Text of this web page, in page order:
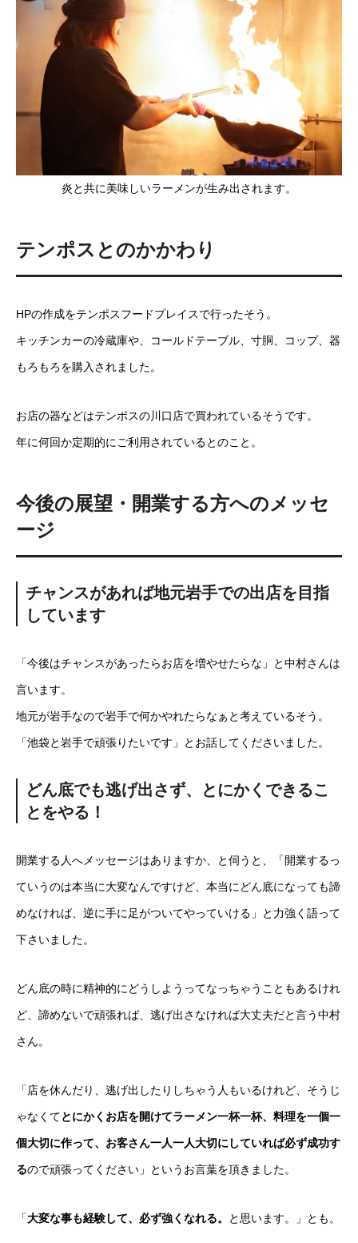
炎と共に美味しいラーメンが生み出されます。
テンポスとのかかわり
HPの作成をテンポスフードプレイスで行ったそう。
キッチンカーの冷蔵庫や、コールドテーブル、寸胴、コップ、器
もろもろを購入されました。
お店の器などはテンポスの川口店で買われているそうです。
年に何回か定期的にご利用されているとのこと。
今後の展望・開業する方へのメッセ
ージ
チャンスがあれば地元岩手での出店を目指
しています
「今後はチャンスがあったらお店を増やせたらな」と中村さんは
言います。
地元が岩手なので岩手で何かやれたらなぁと考えているそう。
「池袋と岩手で頑張りたいです」とお話してくださいました。
どん底でも逃げ出さず、とにかくできるこ
とをやる！
開業する人へメッセージはありますか、と伺うと、「開業するっ
ていうのは本当に大変なんですけど、本当にどん底になっても諦
めなければ、逆に手に足がついてやっていける」と力強く語って
下さいました。
どん底の時に精神的にどうしようってなっちゃうこともあるけれ
ど、諦めないで頑張れば、逃げ出さなければ大丈夫だと言う中村
さん。
「店を休んだり、逃げ出したりしちゃう人もいるけれど、そうじ
ゃなくてとにかくお店を開けてラーメン一杯一杯、料理を一個一
個大切に作って、お客さん一人一人大切にしていれば必ず成功す
るので頑張ってください」というお言葉を頂きました。
「大変な事も経験して、必ず強くなれる。 と思います。」とも。